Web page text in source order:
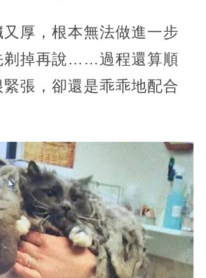
厚，根本無法做進一步
剃掉再說……過程還算順
張，卻還是乖乖地配合